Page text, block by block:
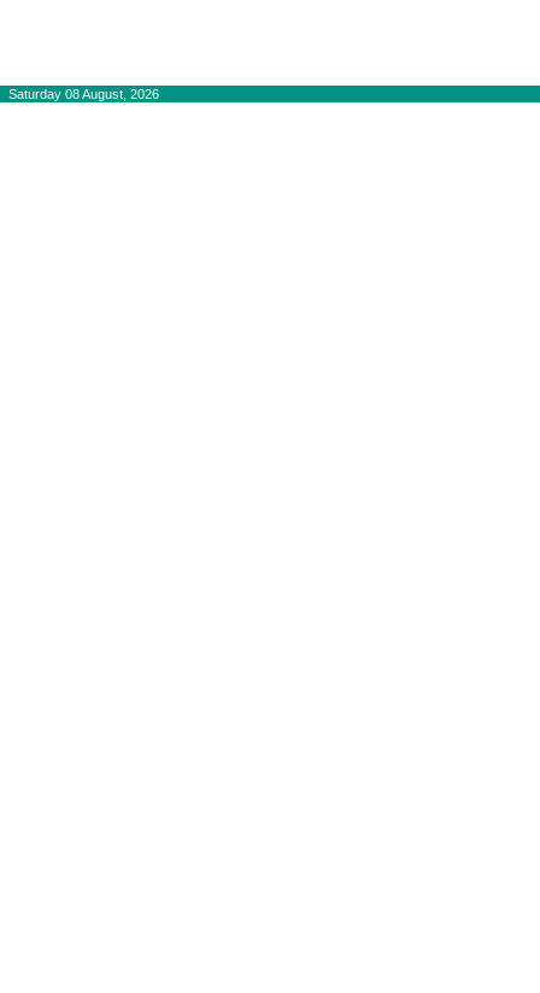
Saturday 08 August, 2026